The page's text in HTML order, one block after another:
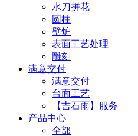
水刀拼花
圆柱
壁炉
表面工艺处理
雕刻
满意交付
满意交付
台面工艺
【吉石雨】服务
产品中心
全部